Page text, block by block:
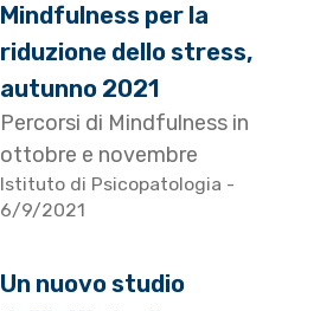
Mindfulness per la
riduzione dello stress,
autunno 2021
Percorsi di Mindfulness in
ottobre e novembre
Istituto di Psicopatologia -
6/9/2021
Un nuovo studio